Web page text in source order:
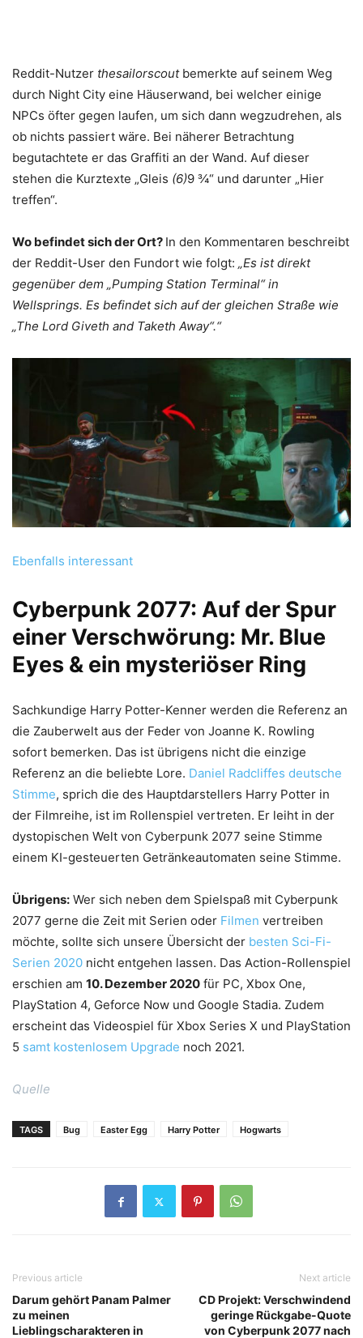
Reddit-Nutzer thesailorscout bemerkte auf seinem Weg
durch Night City eine Häuserwand, bei welcher einige
NPCs öfter gegen laufen, um sich dann wegzudrehen, als
ob nichts passiert wäre. Bei näherer Betrachtung
begutachtete er das Graffiti an der Wand. Auf dieser
stehen die Kurztexte „Gleis (6)9 ¾“ und darunter „Hier
treffen“.
Wo befindet sich der Ort? In den Kommentaren beschreibt
der Reddit-User den Fundort wie folgt: „Es ist direkt
gegenüber dem „Pumping Station Terminal“ in
Wellsprings. Es befindet sich auf der gleichen Straße wie
„The Lord Giveth and Taketh Away“.“
Ebenfalls interessant
Cyberpunk 2077: Auf der Spur
einer Verschwörung: Mr. Blue
Eyes & ein mysteriöser Ring
Sachkundige Harry Potter-Kenner werden die Referenz an
die Zauberwelt aus der Feder von Joanne K. Rowling
sofort bemerken. Das ist übrigens nicht die einzige
Referenz an die beliebte Lore. Daniel Radcliffes deutsche
Stimme, sprich die des Hauptdarstellers Harry Potter in
der Filmreihe, ist im Rollenspiel vertreten. Er leiht in der
dystopischen Welt von Cyberpunk 2077 seine Stimme
einem KI-gesteuerten Getränkeautomaten seine Stimme.
Übrigens: Wer sich neben dem Spielspaß mit Cyberpunk
2077 gerne die Zeit mit Serien oder Filmen vertreiben
möchte, sollte sich unsere Übersicht der besten Sci-Fi-
Serien 2020 nicht entgehen lassen. Das Action-Rollenspiel
erschien am 10. Dezember 2020 für PC, Xbox One,
PlayStation 4, Geforce Now und Google Stadia. Zudem
erscheint das Videospiel für Xbox Series X und PlayStation
5 samt kostenlosem Upgrade noch 2021.
Quelle
TAGS Bug Easter Egg Harry Potter Hogwarts
Previous article
Darum gehört Panam Palmer
zu meinen
Lieblingscharakteren in
Next article
CD Projekt: Verschwindend
geringe Rückgabe-Quote
von Cyberpunk 2077 nach